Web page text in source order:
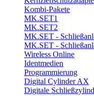
Kombi-Pakete
MK.SET1
MK.SET2
MK.SET -
MK.SET -
Wireless Online
Identmedien
Programmierung
Digital Cylinder AX
Digitale